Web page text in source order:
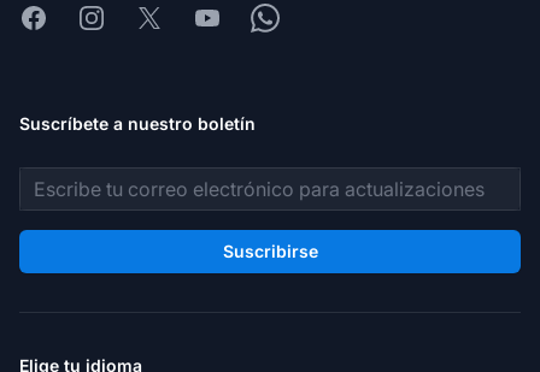
FacebookInstagram
X YoutubeWhatsapp
Suscríbete a nuestro boletín
Dirección de correo electrónico
Suscribirse
Elige tu idioma